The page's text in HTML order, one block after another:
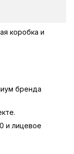
коробка и
бренда
и лицевое